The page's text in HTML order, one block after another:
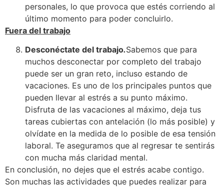
personales, lo que provoca que estés corriendo al
último momento para poder concluirlo.
Fuera del trabajo
Desconéctate del trabajo.Sabemos que para
muchos desconectar por completo del trabajo
puede ser un gran reto, incluso estando de
vacaciones. Es uno de los principales puntos que
pueden llevar al estrés a su punto máximo.
Disfruta de las vacaciones al máximo, deja tus
tareas cubiertas con antelación (lo más posible) y
olvídate en la medida de lo posible de esa tensión
laboral. Te aseguramos que al regresar te sentirás
con mucha más claridad mental.
En conclusión, no dejes que el estrés acabe contigo.
Son muchas las actividades que puedes realizar para